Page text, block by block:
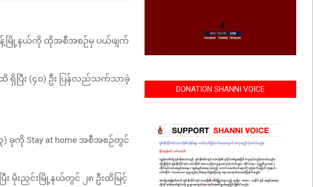
န့်မြို့နယ်ကို ထိုအစီအစဉ်မှ ပယ်ဖျက်
ရှိပြီး (၄ဝ) ဦး ပြန်လည်သက်သာခဲ့
ခုကို Stay at home အစီအစဉ်တွင်
မိုးညှင်းမြို့နယ်တွင် ၂၈ ဦးထိမြင့်
DONATION SHANNI VOICE